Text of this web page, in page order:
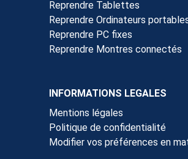
Reprendre Tablettes
Reprendre Ordinateurs
Reprendre PC fixes
Reprendre Montres connectés
INFORMATIONS LEGALES
Mentions légales
Politique de confidentialité
Modifier vos préférences en